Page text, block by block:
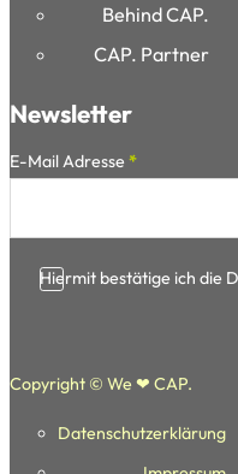
Behind CAP.
CAP. Partner
Newsletter
Section
E-Mail Adresse *
Hiermit bestätige ich die
Copyright © We ❤ CAP.
Datenschutzerklärung